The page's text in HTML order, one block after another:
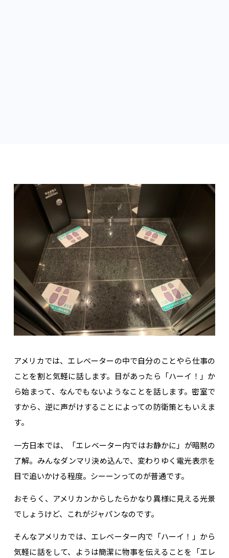
アメリカでは、エレベーターの中で自分のことやら仕事の
ことを割と気軽に話します。目があったら「ハーイ！」か
ら始まって、なんでもないようなことを話します。密室で
すから、逆に声がけすることによっての防衛策ともいえま
す。
一方日本では、「エレベーター内ではお静かに」が暗黙の
了解。みんなダンマリ決め込んで、変わりゆく電光表示を
目で追いかける程度。シーーンってのが普通です。
おそらく、アメリカンからしたらかなり異様に見える光景
でしょうけど、これがジャパンなのです。
そんなアメリカでは、エレベーター内で「ハーイ！」から
気軽に話をして、ようは簡潔に物事を伝えることを「エレ